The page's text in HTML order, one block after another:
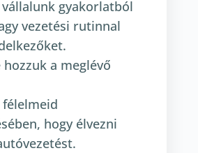
vállalunk gyakorlatból
vezetési rutinnal
hozzuk a meglévő
hogy élvezni